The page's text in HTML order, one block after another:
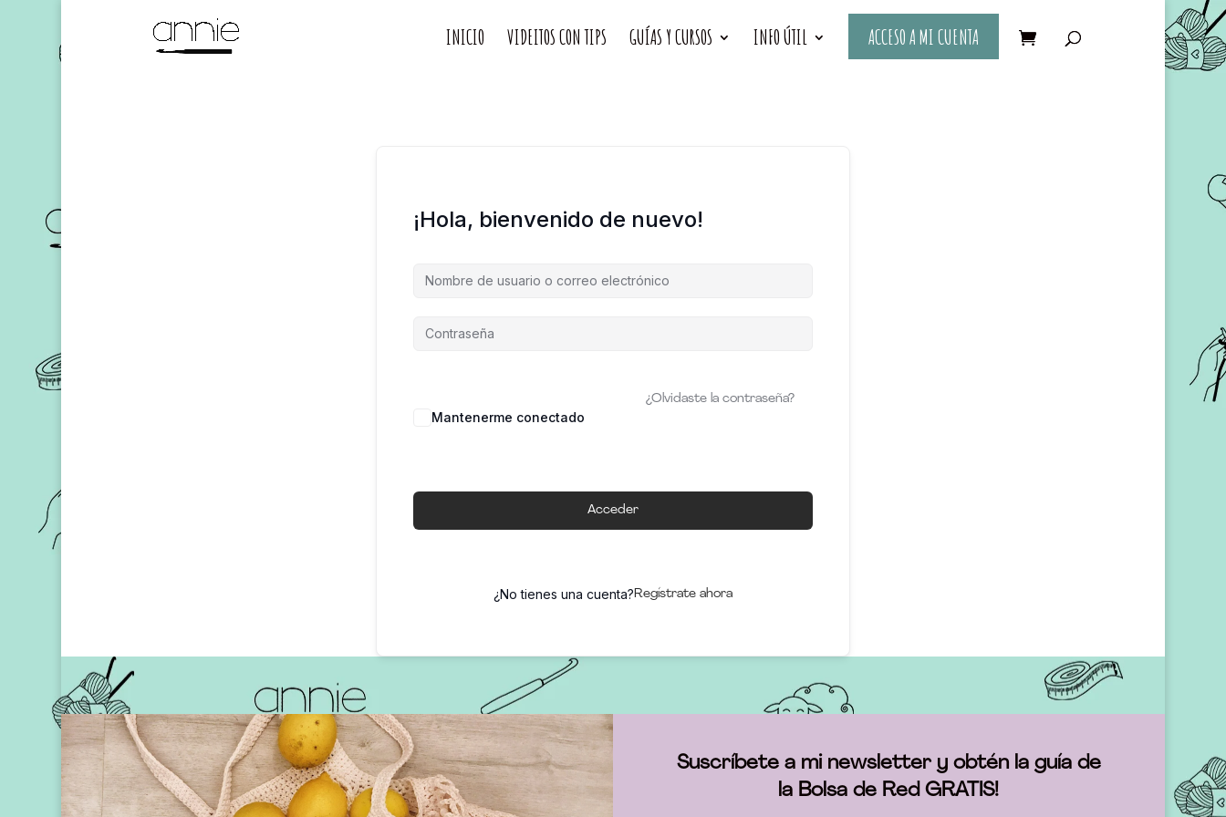
INICIO VIDEITOS CON TIPS GUÍAS Y CURSOS INFO ÚTIL ACCESO A MI CUENTA
¡Hola, bienvenido de nuevo!
Mantenerme conectado
¿Olvidaste la contraseña?
Acceder
¿No tienes una cuenta?Regístrate ahora
Suscríbete a mi newsletter y obtén la guía de
la Bolsa de Red GRATIS!